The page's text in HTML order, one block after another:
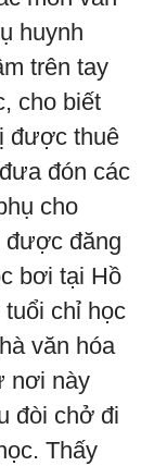
huynh
trên tay
cho biết
được thuê
đón các
cho
được đăng
bơi tại Hồ
chỉ học
văn hóa
nơi này
đòi chở đi
Thấy